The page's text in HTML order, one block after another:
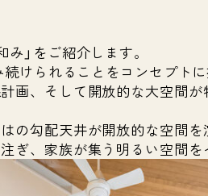
」をご紹介します。
けられることをコンセプト
画、そして開放的な大空間
の勾配天井が開放的な空間を
ぎ、家族が集う明るい空間を